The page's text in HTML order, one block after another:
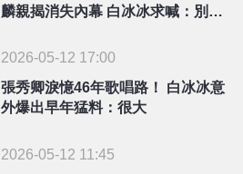
麟親揭消失內幕 白冰冰求喊：別再
2026-05-12 17:00
張秀卿淚憶46年歌唱路！ 白冰冰意
外爆出早年猛料：很大
2026-05-12 11:45